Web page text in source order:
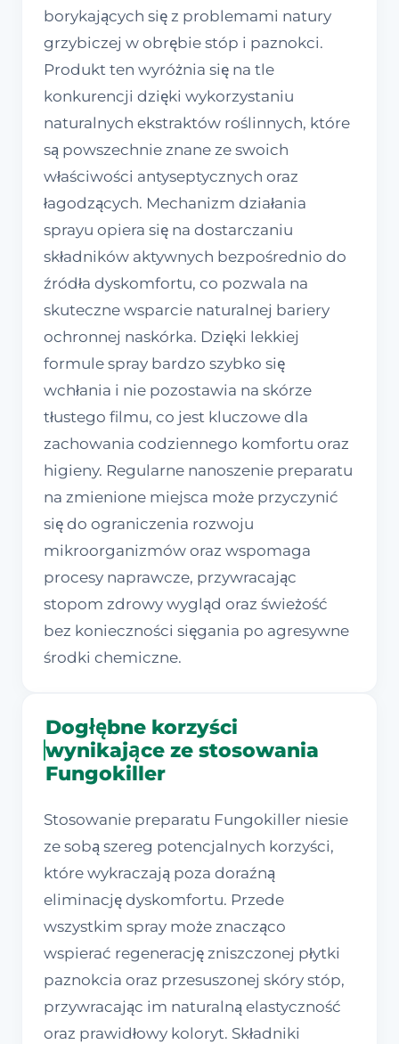
borykających się z problemami natury
grzybiczej w obrębie stóp i paznokci.
Produkt ten wyróżnia się na tle
konkurencji dzięki wykorzystaniu
naturalnych ekstraktów roślinnych, które
są powszechnie znane ze swoich
właściwości antyseptycznych oraz
łagodzących. Mechanizm działania
sprayu opiera się na dostarczaniu
składników aktywnych bezpośrednio do
źródła dyskomfortu, co pozwala na
skuteczne wsparcie naturalnej bariery
ochronnej naskórka. Dzięki lekkiej
formule spray bardzo szybko się
wchłania i nie pozostawia na skórze
tłustego filmu, co jest kluczowe dla
zachowania codziennego komfortu oraz
higieny. Regularne nanoszenie preparatu
na zmienione miejsca może przyczynić
się do ograniczenia rozwoju
mikroorganizmów oraz wspomaga
procesy naprawcze, przywracając
stopom zdrowy wygląd oraz świeżość
bez konieczności sięgania po agresywne
środki chemiczne.
Dogłębne korzyści
wynikające ze stosowania
Fungokiller
Stosowanie preparatu Fungokiller niesie
ze sobą szereg potencjalnych korzyści,
które wykraczają poza doraźną
eliminację dyskomfortu. Przede
wszystkim spray może znacząco
wspierać regenerację zniszczonej płytki
paznokcia oraz przesuszonej skóry stóp,
przywracając im naturalną elastyczność
oraz prawidłowy koloryt. Składniki